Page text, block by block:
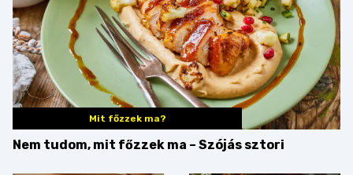
Mit főzzek ma?
Nem tudom, mit főzzek ma – Szójás sztori